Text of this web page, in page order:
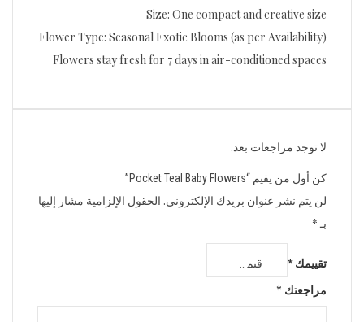
Size: One compact and creative size
Flower Type: Seasonal Exotic Blooms (as per Availability)
Flowers stay fresh for 7 days in air-conditioned spaces
لا توجد مراجعات بعد.
كن أول من يقيم “Pocket Teal Baby Flowers”
لن يتم نشر عنوان بريدك الإلكتروني. الحقول الإلزامية مشار إليها
بـ*
تقييمك*
مراجعتك *